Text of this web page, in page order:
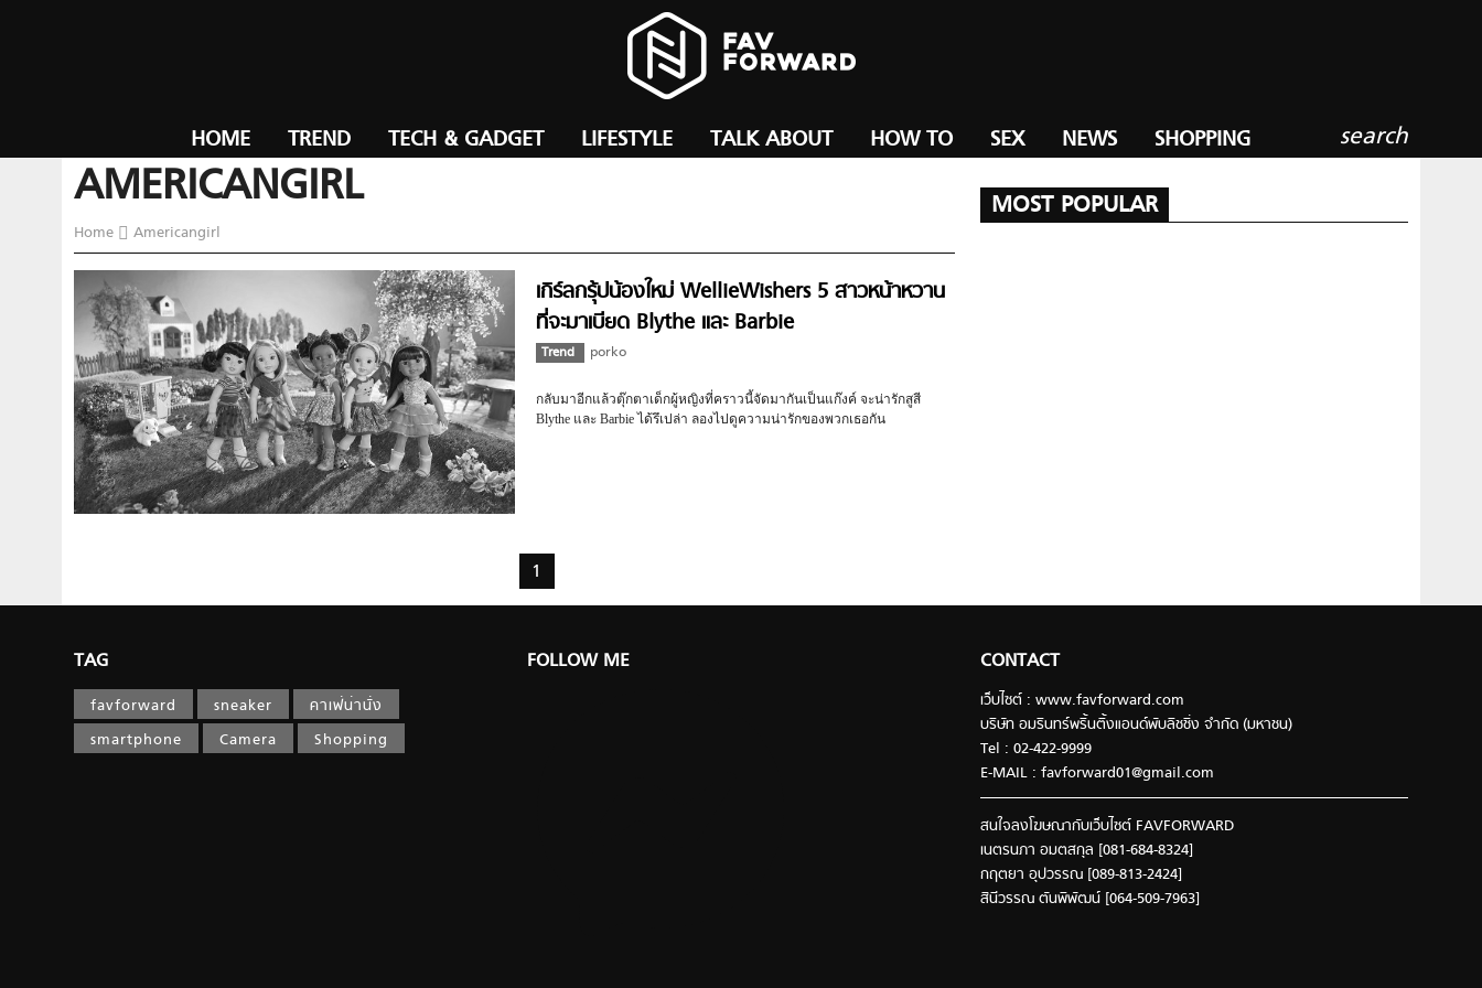
search
HOME TREND TECH & GADGET LIFESTYLE TALK ABOUT HOW TO SEX NEWS SHOPPING
AMERICANGIRL
Home Americangirl
เกิร์ลกรุ้ปน้องใหม่ WellieWishers 5 สาวหน้าหวาน
ที่จะมาเบียด Blythe และ Barbie
Trend porko
กลับมาอีกแล้วตุ๊กตาเด็กผู้หญิงที่คราวนี้จัดมากันเป็นแก๊งค์ จะน่ารักสูสี
Blythe และ Barbie ได้รึเปล่า ลองไปดูความน่ารักของพวกเธอกัน
1
MOST POPULAR
TAG
favforward sneaker
คาเฟ่น่านั่ง
smartphone
Camera Shopping
FOLLOW ME CONTACT
เว็บไซต์ : www.favforward.com
บริษัท อมรินทร์พริ้นติ้งแอนด์พับลิชชิ่ง จำกัด (มหาชน)
Tel : 02-422-9999
E-MAIL : favforward01@gmail.com
สนใจลงโฆษณากับเว็บไซต์ FAVFORWARD
เนตรนภา อมตสกุล [081-684-8324]
กฤตยา อุปวรรณ [089-813-2424]
สินีวรรณ ตันพิพัฒน์ [064-509-7963]